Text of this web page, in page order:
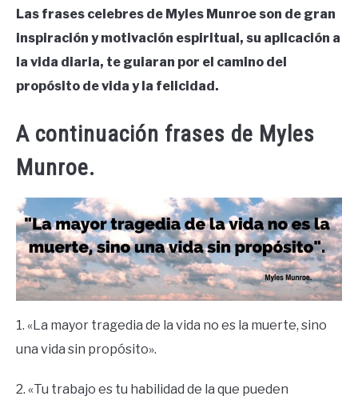
Las frases celebres de Myles Munroe son de gran
inspiración y motivación espiritual, su aplicación a
la vida diaria, te guiaran por el camino del
propósito de vida y la felicidad.
A continuación frases de Myles
Munroe.
1. «La mayor tragedia de la vida no es la muerte, sino
una vida sin propósito».
2. «Tu trabajo es tu habilidad de la que pueden